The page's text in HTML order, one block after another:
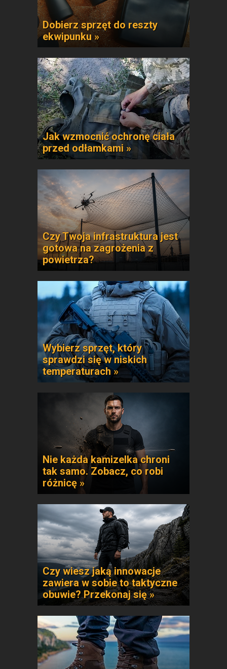
Dobierz sprzęt do reszty
ekwipunku »
Jak wzmocnić ochronę ciała
przed odłamkami »
Czy Twoja infrastruktura jest
gotowa na zagrożenia z
powietrza?
Wybierz sprzęt, który
sprawdzi się w niskich
temperaturach »
Nie każda kamizelka chroni
tak samo. Zobacz, co robi
różnicę »
Czy wiesz jaką innowacje
zawiera w sobie to taktyczne
obuwie? Przekonaj się »